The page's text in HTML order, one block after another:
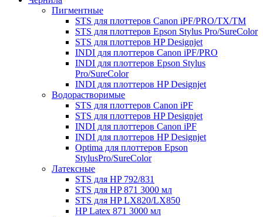
Пигментные
STS для плоттеров Canon iPF/PRO/TX/ТМ
STS для плоттеров Epson Stylus Pro/SureColor
STS для плоттеров HP Designjet
INDI для плоттеров Canon iPF/PRO
INDI для плоттеров Epson Stylus
Pro/SureColor
INDI для плоттеров HP Designjet
Водорастворимые
STS для плоттеров Canon iPF
STS для плоттеров HP Designjet
INDI для плоттеров Canon iPF
INDI для плоттеров HP Designjet
Optima для плоттеров Epson
StylusPro/SureColor
Латексные
STS для HP 792/831
STS для HP 871 3000 мл
STS для HP LX820/LX850
HP Latex 871 3000 мл